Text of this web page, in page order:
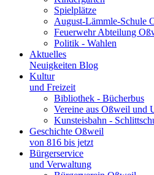
Spielplätze
August-Lämmle-Schule
Feuerwehr Abteilung
Politik - Wahlen
Aktuelles
Neuigkeiten Blog
Kultur
und Freizeit
Bibliothek - Bücherbus
Vereine aus Oßweil und
Kunsteisbahn -
Geschichte Oßweil
von 816 bis jetzt
Bürgerservice
und Verwaltung